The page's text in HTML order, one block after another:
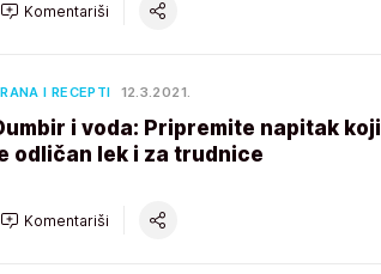
Komentariši
I RECEPTI 12.3.2021.
i voda: Pripremite napitak koji
odličan lek i za trudnice
Komentariši